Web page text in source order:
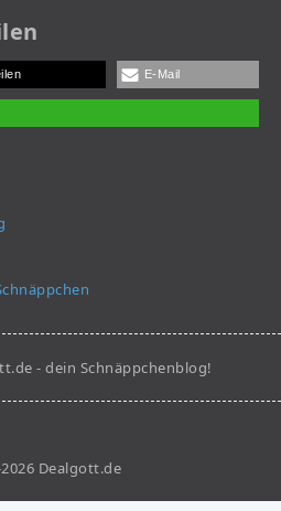
E-Mail
- dein Schnäppchenblog!
Dealgott.de